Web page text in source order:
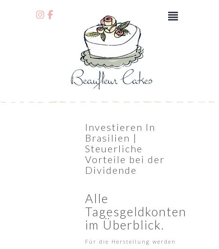
Investieren In
Brasilien |
Steuerliche
Vorteile bei der
Dividende
Alle
Tagesgeldkonten
im Überblick.
Für die Herstellung werden